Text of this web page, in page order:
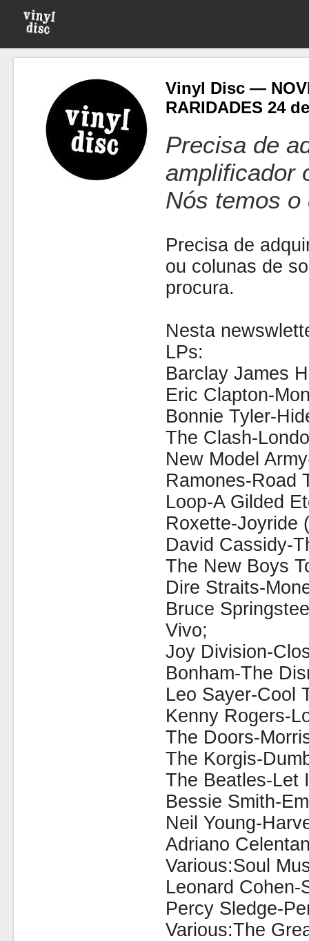
Vinyl Disc —
RARIDADES 24
Precisa de
amplificador
Nós temos o
Precisa de
ou colunas de
procura.
Nesta
LPs:
Barclay James
Eric Clapton-
Bonnie Tyler-
The Clash-
New Model
Ramones-Road
Loop-A Gilded
Roxette-Joyride
David Cassidy-
The New Boys
Dire Straits-
Bruce
Vivo;
Joy Division-
Bonham-The
Leo Sayer-Cool
Kenny Rogers-
The Doors-
The Korgis-
The Beatles-Let
Bessie Smith-
Neil Young-
Adriano
Various:Soul
Leonard Cohen-
Percy Sledge-
Various:The